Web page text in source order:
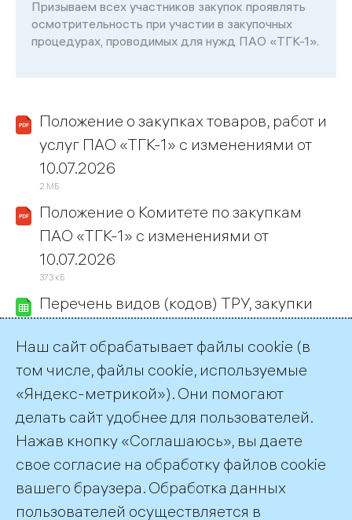
Призываем всех участников закупок проявлять
осмотрительность при участии в закупочных
процедурах, проводимых для нужд ПАО «ТГК-1».
Положение о закупках товаров, работ и
услуг ПАО «ТГК-1» с изменениями от
10.07.2026
2 МБ
Положение о Комитете по закупкам
ПАО «ТГК-1» с изменениями от
10.07.2026
373 кБ
Перечень видов (кодов) ТРУ, закупки
175 кБ
Регламент по организации и
проведению закупок газа для нужд ОАО
«ТГК-1»
25 кБ
Кодекс поведения поставщика
Наш сайт обрабатывает файлы cookie (в
том числе, файлы cookie, используемые
«Яндекс-метрикой»). Они помогают
делать сайт удобнее для пользователей.
Нажав кнопку «Соглашаюсь», вы даете
свое согласие на обработку файлов cookie
вашего браузера. Обработка данных
пользователей осуществляется в